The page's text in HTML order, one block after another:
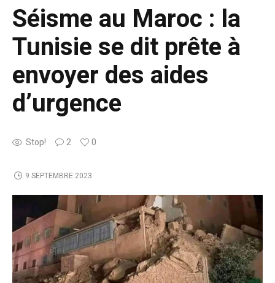
Séisme au Maroc : la
Tunisie se dit prête à
envoyer des aides
d’urgence
Stop! 2 0
9 SEPTEMBRE 2023